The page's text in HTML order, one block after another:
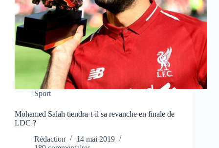
Sport
Mohamed Salah tiendra-t-il sa revanche en finale de
LDC ?
Rédaction
14 mai 2019